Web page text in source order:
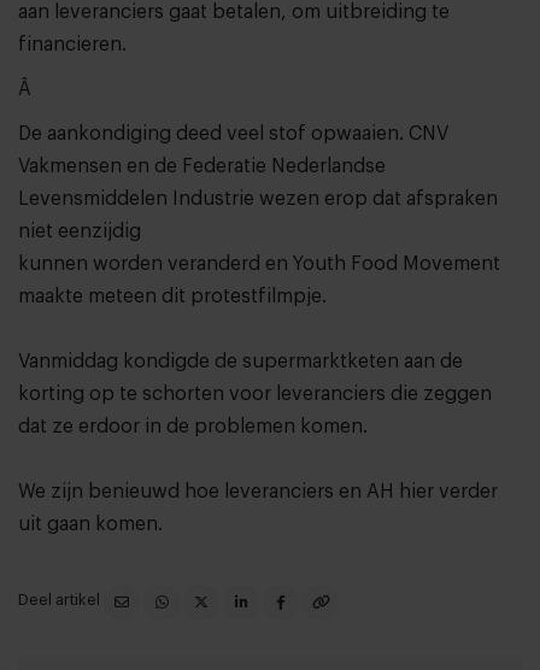
aan leveranciers gaat betalen, om uitbreiding te
financieren.
Â
De aankondiging deed veel stof opwaaien. CNV
Vakmensen en de Federatie Nederlandse
Levensmiddelen Industrie wezen erop dat afspraken
niet eenzijdig
kunnen worden veranderd en Youth Food Movement
maakte meteen dit protestfilmpje.
Vanmiddag kondigde de supermarktketen aan de
korting op te schorten voor leveranciers die zeggen
dat ze erdoor in de problemen komen.
We zijn benieuwd hoe leveranciers en AH hier verder
uit gaan komen.
Deel artikel